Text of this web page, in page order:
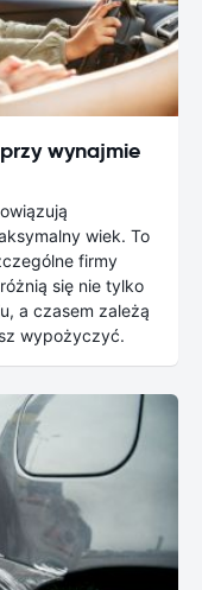
wynajmie
wiek. To
firmy
się nie tylko
a czasem zależą
wypożyczyć.